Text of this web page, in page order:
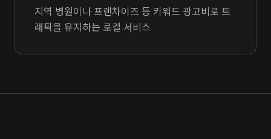
지역 병원이나 프랜차이즈 등 키워드 광고비로 트
래픽을 유지하는 로컬 서비스